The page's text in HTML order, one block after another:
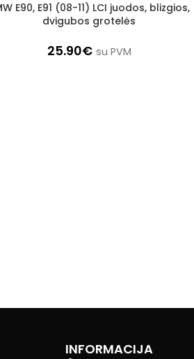
1–3 d. d.
E90, E91 (08-11) LCI juodos, blizgios,
dvigubos grotelės
25.90€ su PVM
INFORMACIJA